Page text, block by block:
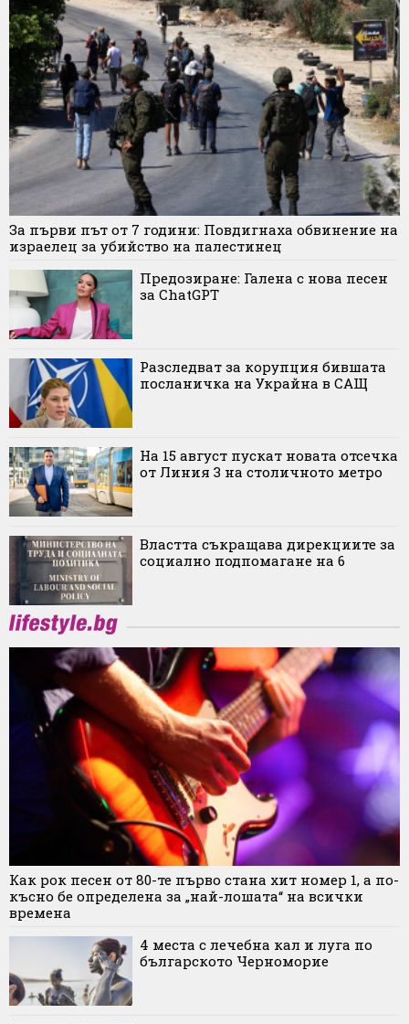
За първи път от 7 години: Повдигнаха обвинение на
израелец за убийство на палестинец
Предозиране: Галена с нова песен
за ChatGPT
Разследват за корупция бившата
посланичка на Украйна в САЩ
На 15 август пускат новата отсечка
от Линия 3 на столичното метро
Властта съкращава дирекциите за
социално подпомагане на 6
Как рок песен от 80-те първо стана хит номер 1, а по-
късно бе определена за „най-лошата“ на всички
времена
4 места с лечебна кал и луга по
българското Черноморие